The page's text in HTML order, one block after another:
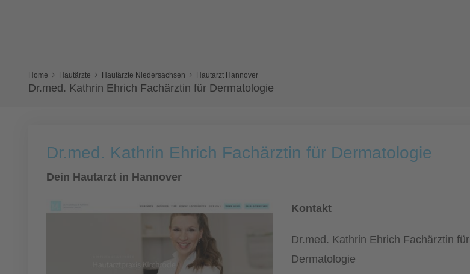
Home Hautärzte Hautärzte Niedersachsen Hautarzt Hannover
Dr.med. Kathrin Ehrich Fachärztin für Dermatologie
Dr.med. Kathrin Ehrich Fachärztin für Dermatologie
Dein Hautarzt in Hannover
Kontakt
Dr.med. Kathrin Ehrich Fachärztin für
Dermatologie